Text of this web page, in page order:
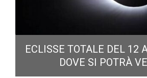
ECLISSE TOTALE DEL 12
DOVE SI POTRÀ